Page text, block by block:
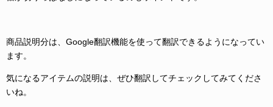
商品説明分は、Google翻訳機能を使って翻訳できるようになってい
ます。
気になるアイテムの説明は、ぜひ翻訳してチェックしてみてくださ
いね。